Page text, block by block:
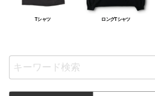
Tシャツ ロングTシャツ